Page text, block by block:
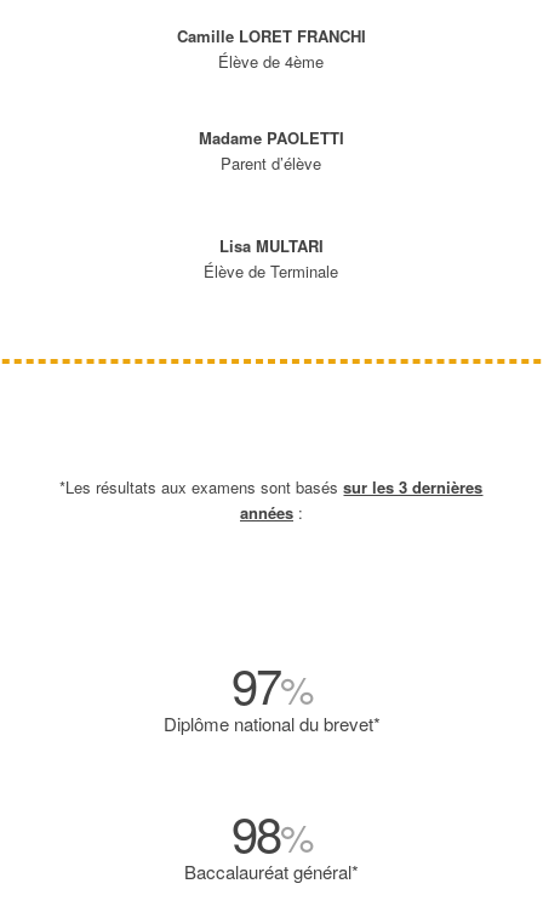
Camille LORET FRANCHI
Élève de 4ème
Madame PAOLETTI
Parent d’élève
Lisa MULTARI
Élève de Terminale
*Les résultats aux examens sont baséssur les 3 dernières
années:
97%
Diplôme national du brevet*
98%
Baccalauréat général*